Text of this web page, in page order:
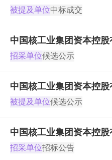
被提及单位中标成交
中国核工业集团资本控
招采单位候选公示
中国核工业集团资本控
被提及单位候选公示
中国核工业集团资本控
招采单位招标公告